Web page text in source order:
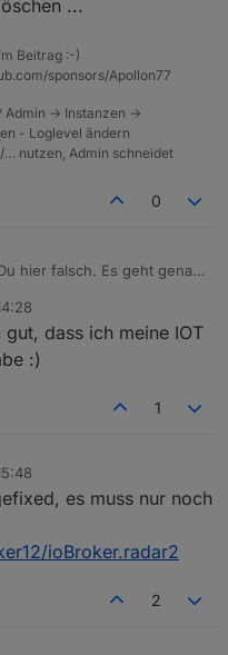
ein Backup! :D
...
Beitrag :-)
sponsors/Apollon77
-> Instanzen ->
- Loglevel ändern
nutzen, Admin schneidet
0
hier falsch. Es geht genau
dass ich meine IOT
:)
1
es muss nur noch
ioBroker.radar2
2